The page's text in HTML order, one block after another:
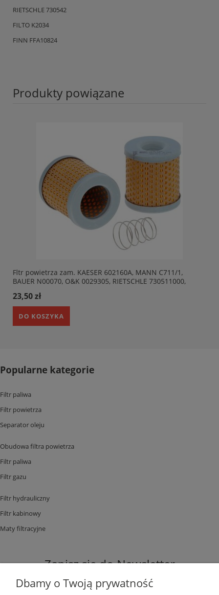
RIETSCHLE 730542
FILTO K2034
FINN FFA10824
Produkty powiązane
Fltr powietrza zam. KAESER 602160A, MANN C711/1,
BAUER N00070, O&K 0029305, RIETSCHLE 730511000,
23,50 zł
DO KOSZYKA
Popularne kategorie
Filtr paliwa
Filtr powietrza
Separator oleju
Obudowa filtra powietrza
Filtr paliwa
Filtr gazu
Filtr hydrauliczny
Filtr kabinowy
Maty filtracyjne
Zapisz się do Newsletter
Dbamy o Twoją prywatność